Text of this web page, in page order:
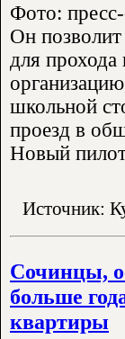
Фото:
Он
для прохода
школьной
проезд в
Новый
Источник:
Сочинцы,
больше
квартиры